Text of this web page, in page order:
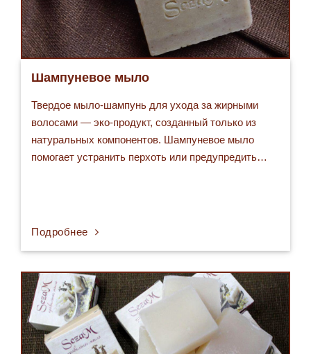
Шампуневое мыло
Твердое мыло-шампунь для ухода за жирными
волосами — эко-продукт, созданный только из
натуральных компонентов. Шампуневое мыло
помогает устранить перхоть или предупредить…
Подробнее